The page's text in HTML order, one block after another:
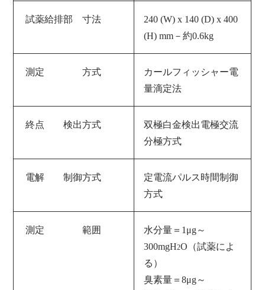
試薬給排部 寸法
240 (W) x 140 (D) x 400
(H) mm－約0.6kg
測定 方式
カールフィッシャー電
量滴定法
終点 検出方式
双極白金検出電極交流
分極方式
電解 制御方式
定電流パルス時間制御
方式
測定 範囲
水分量＝1μg～
300mgH2O（試薬によ
る）
臭素量＝8μg～